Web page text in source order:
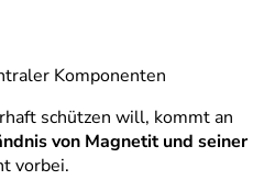
Komponenten
schützen will, kommt an
von Magnetit und seiner
vorbei.